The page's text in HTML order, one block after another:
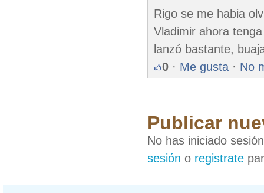
Rigo se me habia
Vladimir ahora
lanzó bastante,
0 · Me gusta · No
Publicar
No has iniciado
sesión o registrate